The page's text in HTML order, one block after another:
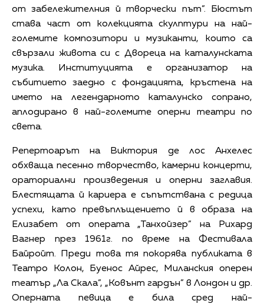
от забележителния й творчески път”. Бюстът
става част от колекцията скулптури на най-
големите композитори и музиканти, които са
свързали живота си с Двореца на каталунската
музика. Институцията е организатор на
събитието заедно с фондацията, кръстена на
името на легендарното каталунско сопрано,
аплодирано в най-големите оперни театри по
света.
Репертоарът на Виктория де лос Анхелес
обхваща песенно творчество, камерни концерти,
ораториални произведения и оперни заглавия.
Блестящата й кариера е съпътствана с редица
успехи, като превъплъщението й в образа на
Елизабет от операта „Танхойзер” на Рихард
Вагнер през 1961г. по време на Фестивала
Байройт. Преди това тя покорява публиката в
Театро Колон, Буенос Айрес, Миланския оперен
театър „Ла Скала”, „Ковънт гардън” в Лондон и др.
Оперната певица е била сред най-